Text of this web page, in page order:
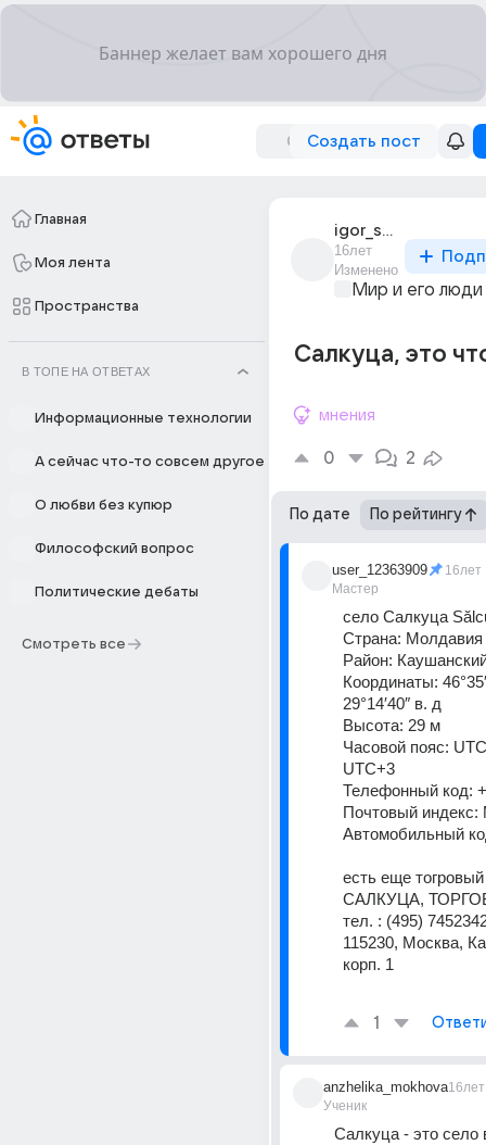
Создать пост
Главная
Моя лента
Пространства
В ТОПЕ НА ОТВЕТАХ
Информационные технологии
А сейчас что-то совсем другое
О любви без купюр
Философский вопрос
Политические дебаты
Смотреть все
igor_samson
16лет
Изменено
Мир и его люди
Салкуца, это
мнения
0 2
По дате По рейтингу
user_12363909
Мастер
16лет
село Салкуца
Страна: Молдавия
Район:
Координаты:
29°14′40″ в. д
Высота: 29 м
Часовой пояс:
UTC+3
Телефонный код:
Почтовый индекс:
Автомобильный
есть еще
САЛКУЦА,
тел. : (495)
115230, Москва,
корп. 1
1
anzhelika_mokhova
Ученик
16лет
Салкуца - это село